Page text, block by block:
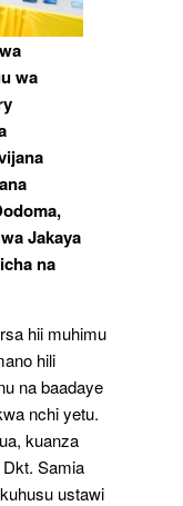
wa
Jakaya
na
hii muhimu
hili
na baadaye
nchi yetu.
kuanza
Samia
ustawi